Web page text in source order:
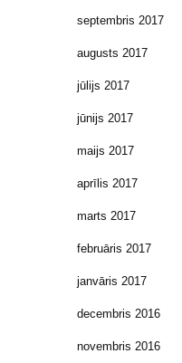
septembris 2017
augusts 2017
jūlijs 2017
jūnijs 2017
maijs 2017
aprīlis 2017
marts 2017
februāris 2017
janvāris 2017
decembris 2016
novembris 2016